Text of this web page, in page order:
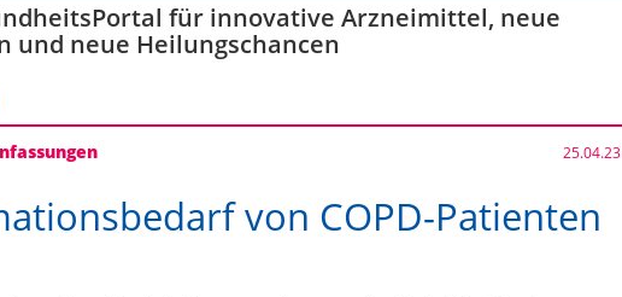
für innovative Arzneimittel, neue
und neue Heilungschancen
25.04.23
von COPD-Patienten